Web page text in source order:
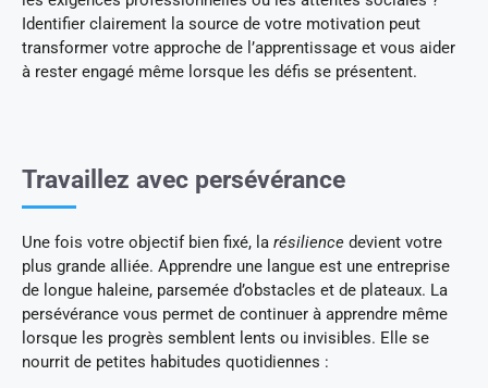
Identifier clairement la source de votre motivation peut
transformer votre approche de l’apprentissage et vous aider
à rester engagé même lorsque les défis se présentent.
Travaillez avec persévérance
Une fois votre objectif bien fixé, la résilience devient votre
plus grande alliée. Apprendre une langue est une entreprise
de longue haleine, parsemée d’obstacles et de plateaux. La
persévérance vous permet de continuer à apprendre même
lorsque les progrès semblent lents ou invisibles. Elle se
nourrit de petites habitudes quotidiennes :